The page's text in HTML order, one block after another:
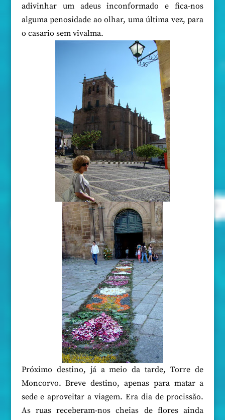
adivinhar um adeus inconformado e fica-nos
alguma penosidade ao olhar, uma última vez, para
o casario sem vivalma.
Próximo destino, já a meio da tarde, Torre de
Moncorvo. Breve destino, apenas para matar a
sede e aproveitar a viagem. Era dia de procissão.
As ruas receberam-nos cheias de flores ainda